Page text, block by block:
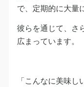
で、定期的に大量
彼らを通じて、さ
広まっています。
「こんなに美味